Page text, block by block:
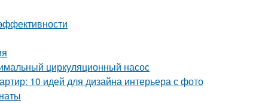
циркуляционный насос
10 идей для дизайна интерьера с фото